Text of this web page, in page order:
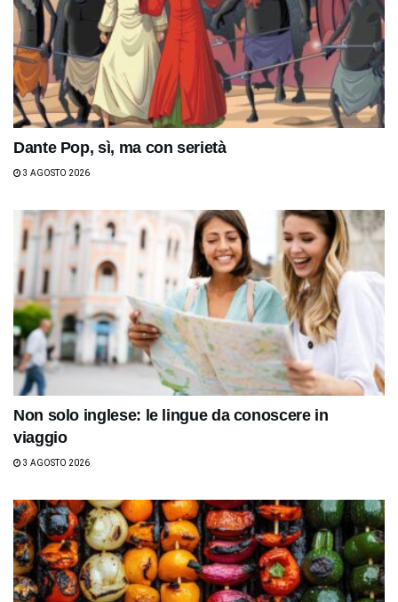
Dante Pop, sì, ma con serietà
3 AGOSTO 2026
Non solo inglese: le lingue da conoscere in
viaggio
3 AGOSTO 2026